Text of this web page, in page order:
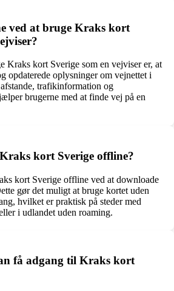
ved at bruge Kraks kort
Kraks kort Sverige som en vejviser er, at
opdaterede oplysninger om vejnettet i
trafikinformation og
brugerne med at finde vej på en
kort Sverige offline?
kort Sverige offline ved at downloade
gør det muligt at bruge kortet uden
hvilket er praktisk på steder med
i udlandet uden roaming.
få adgang til Kraks kort